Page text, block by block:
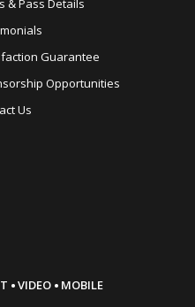
& Pass Details
Guarantee
Opportunities
Us
·VIDEO · MOBILE